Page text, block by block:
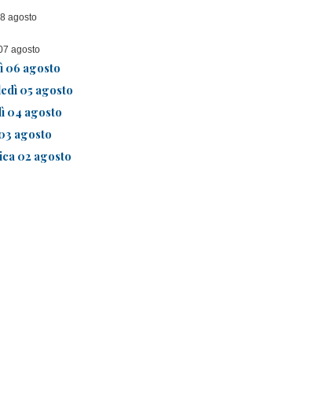
agosto
agosto
06 agosto
05 agosto
04 agosto
agosto
02 agosto